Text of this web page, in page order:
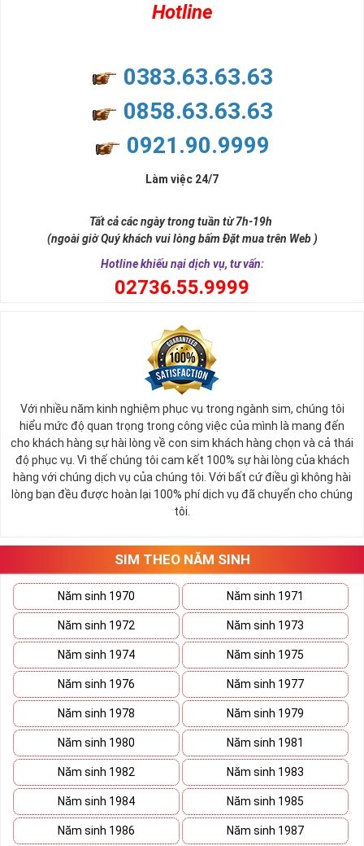
nhiều thành công, thăng tiến hơn.
và tính hai mặt. Số 2 thúc giục chúng ta lựa chọn, dựa vào những
đời, nơi bạn phải đưa ra những quyết định quan trọng.
Ý nghĩa sim tứ quý 2
Theo quan niệm phong thủy
Số 2 tượng trưng cho sự cân bằng, hài hòa của âm dương và đất
trời. Sự cân bằng này giúp cho mọi việc đều thuận lợi và mang lại
nhiều may mắn trong cuộc sống và kinh doanh.
Số 2 còn biểu trưng cho lòng tốt, sự ổn định và tính hai mặt của
mọi vấn đề. Số 2 giúp cho họ có được sự lựa chọn, để đưa ra
những hướng giải quyết đúng đắn nhắt.
tứ 2 cùng xuất hiện trong một dãy số sim càng giúp cho ý nghĩa
sim tứ quýtăng lên gấp bội. Sở hữu sim Tứ Quý 2 giúp khích lệ tinh
thần người sở hữu là không sợ bất cứ điều gì mà hãy cứ làm thì
mọi điều tốt đẹp và may mắn ắt sẽ đến.
Lợi ích sim Tứ Quý 2 mang lại là gì?
Hotline
0383.63.63.63
0858.63.63.63
0921.90.9999
Làm việc 24/7
Tất cả các ngày trong tuần từ 7h-19h
(ngoài giờ Quý khách vui lòng bấm Đặt mua trên Web )
Hotline khiếu nại dịch vụ, tư vấn:
02736.55.9999
Với nhiều năm kinh nghiệm phục vụ trong ngành sim, chúng tôi
hiểu mức độ quan trọng trong công việc của mình là mang đến
cho khách hàng sự hài lòng về con sim khách hàng chọn và cả thái
độ phục vụ. Vì thế chúng tôi cam kết 100% sự hài lòng của khách
hàng với chúng dịch vụ của chúng tôi. Với bất cứ điều gì không hài
lòng bạn đều được hoàn lại 100% phí dịch vụ đã chuyển cho chúng
tôi.
SIM THEO NĂM SINH
Năm sinh 1970 Năm sinh 1971
Năm sinh 1972 Năm sinh 1973
Năm sinh 1974 Năm sinh 1975
Năm sinh 1976 Năm sinh 1977
Năm sinh 1978 Năm sinh 1979
Năm sinh 1980 Năm sinh 1981
Năm sinh 1982 Năm sinh 1983
Năm sinh 1984 Năm sinh 1985
Năm sinh 1986 Năm sinh 1987